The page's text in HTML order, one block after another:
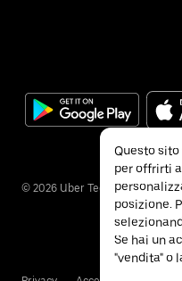
© 2026 Uber Technologies Inc.
Questo
per offrirti
posizione.
Se hai un
"vendita" o